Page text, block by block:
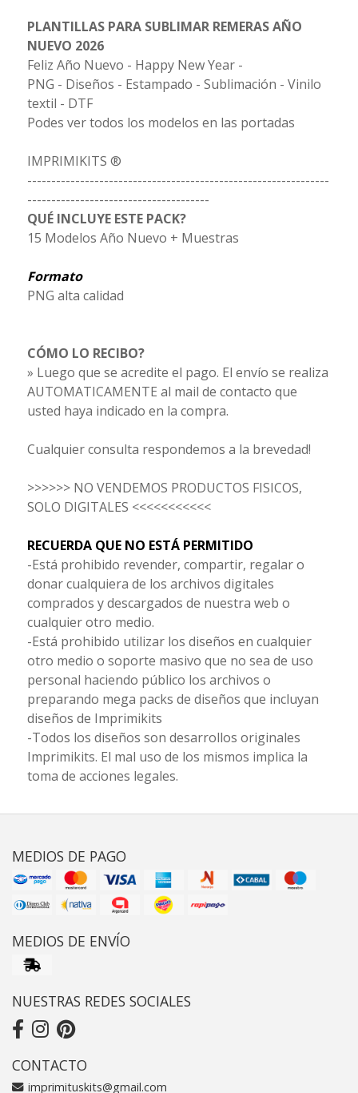
PLANTILLAS PARA SUBLIMAR REMERAS AÑO
NUEVO 2026
Feliz Año Nuevo - Happy New Year -
PNG - Diseños - Estampado - Sublimación - Vinilo
textil - DTF
Podes ver todos los modelos en las portadas
IMPRIMIKITS ®
---------------------------------------------------------------
--------------------------------------
QUÉ INCLUYE ESTE PACK?
15 Modelos Año Nuevo + Muestras
Formato
PNG alta calidad
CÓMO LO RECIBO?
» Luego que se acredite el pago. El envío se realiza
AUTOMATICAMENTE al mail de contacto que
usted haya indicado en la compra.
Cualquier consulta respondemos a la brevedad!
>>>>>> NO VENDEMOS PRODUCTOS FISICOS,
SOLO DIGITALES <<<<<<<<<<<
RECUERDA QUE NO ESTÁ PERMITIDO
-Está prohibido revender, compartir, regalar o
donar cualquiera de los archivos digitales
comprados y descargados de nuestra web o
cualquier otro medio.
-Está prohibido utilizar los diseños en cualquier
otro medio o soporte masivo que no sea de uso
personal haciendo público los archivos o
preparando mega packs de diseños que incluyan
diseños de Imprimikits
-Todos los diseños son desarrollos originales
Imprimikits. El mal uso de los mismos implica la
toma de acciones legales.
MEDIOS DE PAGO
MEDIOS DE ENVÍO
NUESTRAS REDES SOCIALES
CONTACTO
imprimituskits@gmail.com